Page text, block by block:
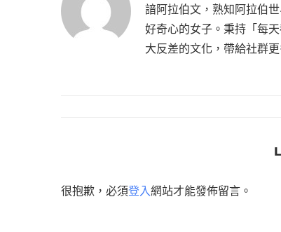
諳阿拉伯文，熟知阿拉伯
好奇心的女子。秉持「每
大反差的文化，帶給社群
很抱歉，必須登入網站才能發佈留言。